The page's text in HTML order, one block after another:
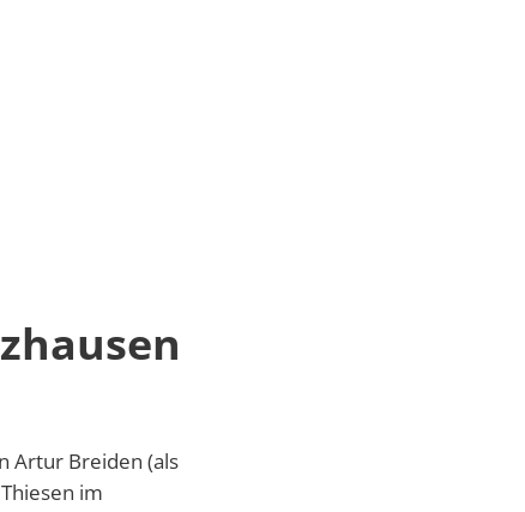
Artur Breiden (als
im